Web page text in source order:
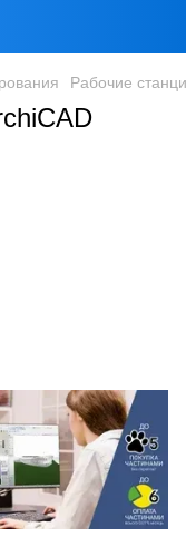
Рабочие